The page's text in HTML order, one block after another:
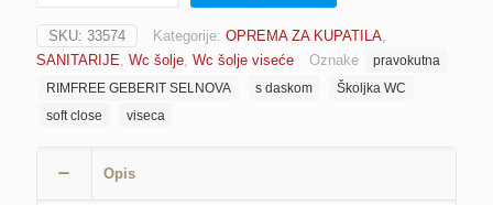
s
daskom
soft
close
bijela
GEBERIT
SELNOVA
SKU: 33574 Kategorije: OPREMA ZA KUPATILA,
SANITARIJE, Wc šolje, Wc šolje viseće Oznake
pravokutna
RIMFREE GEBERIT SELNOVA
s daskom
Školjka WC
soft close
viseca
Opis